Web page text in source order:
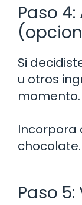
Paso
Si
u otros
momento.
Incorpora
chocolate.
Paso